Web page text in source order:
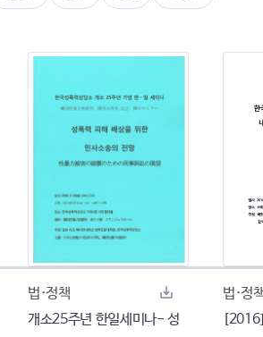
여성·인권·국제연대
상담 통계
법·정책
개소25주년 한일세미나- 성
법·정